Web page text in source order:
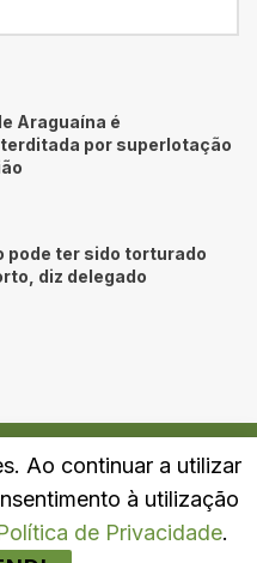
Araguaína é
por superlotação
pode ter sido torturado
diz delegado
Política de Privacidade
Ao continuar a utilizar
à utilização
de Privacidade.